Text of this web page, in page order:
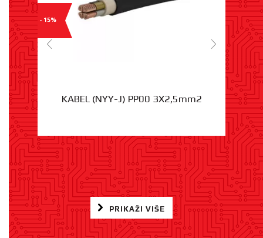
- 15%
KABEL (NYY-J) PP00 3X2,5mm2
PRIKAŽI VIŠE